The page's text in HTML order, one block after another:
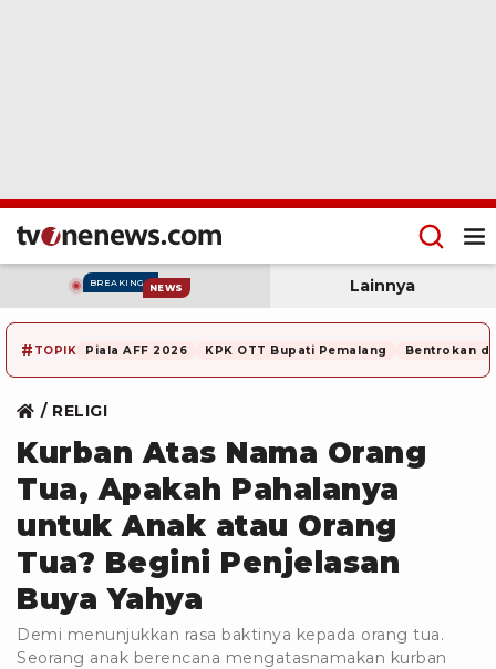
BREAKING NEWS Lainnya
# TOPIK Piala AFF 2026 KPK OTT Bupati Pemalang Bentrokan di
RELIGI
Kurban Atas Nama Orang
Tua, Apakah Pahalanya
untuk Anak atau Orang
Tua? Begini Penjelasan
Buya Yahya
Demi menunjukkan rasa baktinya kepada orang tua.
Seorang anak berencana mengatasnamakan kurban